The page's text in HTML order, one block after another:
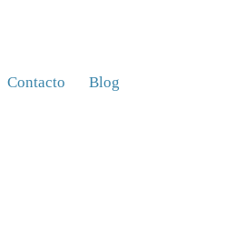
Contacto Blog